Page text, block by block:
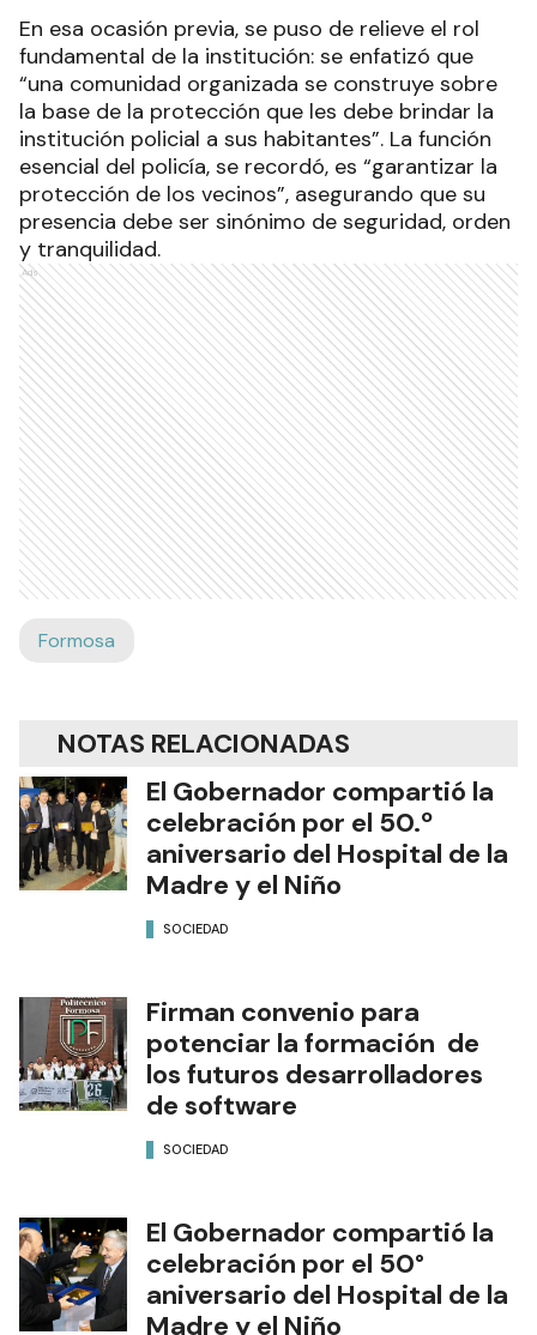
En esa ocasión previa, se puso de relieve el rol
fundamental de la institución: se enfatizó que
“una comunidad organizada se construye sobre
la base de la protección que les debe brindar la
institución policial a sus habitantes”. La función
esencial del policía, se recordó, es “garantizar la
protección de los vecinos”, asegurando que su
presencia debe ser sinónimo de seguridad, orden
y tranquilidad.
Ads
Formosa
NOTAS RELACIONADAS
El Gobernador compartió la
celebración por el 50.º
aniversario del Hospital de la
Madre y el Niño
SOCIEDAD
Firman convenio para
potenciar la formación de
los futuros desarrolladores
de software
SOCIEDAD
El Gobernador compartió la
celebración por el 50°
aniversario del Hospital de la
Madre y el Niño